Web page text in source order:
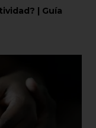
| Guía